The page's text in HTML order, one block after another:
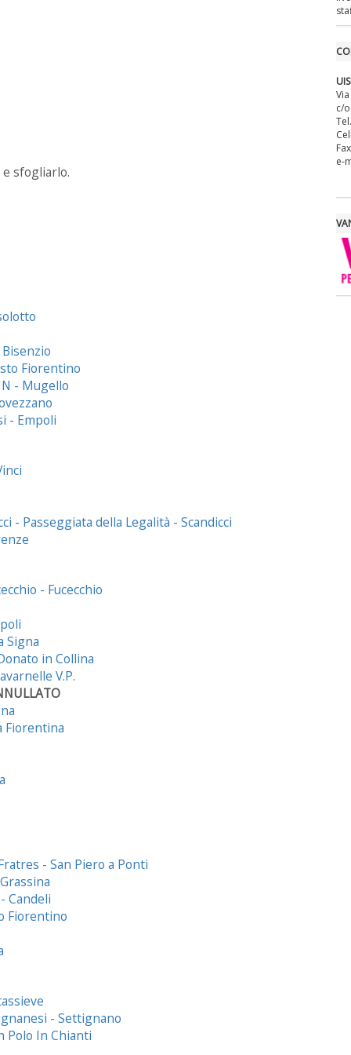
sfogliarlo.
Fiorentino
- Mugello
- Empoli
- Passeggiata della Legalità - Scandicci
- Fucecchio
Signa
in Collina
V.P.
Fiorentina
- San Piero a Ponti
Candeli
Fiorentino
- Settignano
Polo In Chianti
c/
e-